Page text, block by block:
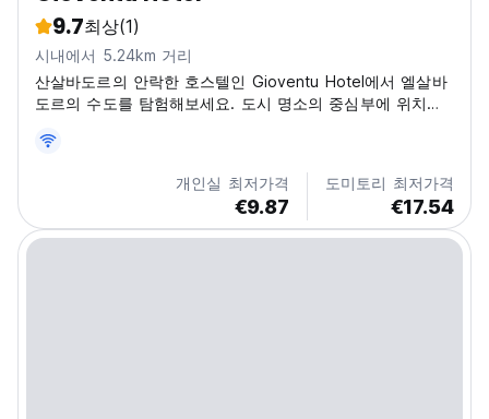
9.7최상(1)
시내에서 5.24km 거리
산살바도르의 안락한 호스텔인 Gioventu Hotel에서 엘살바
도르의 수도를 탐험해보세요. 도시 명소의 중심부에 위치하
original language)
개인실 최저가격
€9.87
도미토리 최저가격
€17.54